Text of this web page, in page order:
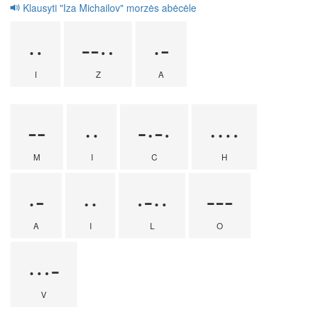
Klausyti "Iza Michailov" morzės abėcėle
··
I
--··
Z
·-
A
--
M
··
I
-·-·
C
····
H
·-
A
··
I
·-··
L
---
O
···-
V